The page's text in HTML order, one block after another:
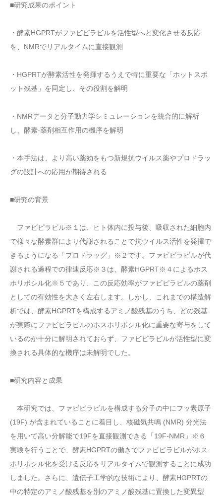
■研究成果のポイント
・酵素HGPRTがファビピラビルを活性型へと変化させる反応
を、NMRでリアルタイムに直接観測
・HGPRTが酵素活性を発揮するうえで特に重要な「ホットスポ
ット残基」を同定し、その役割を解明
・NMRデータと分子動力学シミュレーションを統合的に解析
し、酵素-薬剤相互作用の機序を解明
・本手法は、より高い薬効をもつ新規抗ウイルス薬やプロドラッ
グの設計への応用が期待される
■研究の背景
ファビピラビル※１は、ヒト体内に投与後、吸収された細胞内
で様々な酵素群により代謝されることで抗ウイルス活性を発揮で
きるようになる「プロドラッグ」※２です。ファビピラビルが代
謝される過程での律速反応※３は、酵素HGPRT※４によるホス
ホリボシル化※５であり、この反応効率がファビピラビルの薬剤
としての有効性を大きく左右します。しかし、これまでの構造解
析では、酵素HGPRTを構成するアミノ酸残基のうち、どの残基
が実際にファビピラビルのホスホリボシル化に重要な寄与をして
いるのか十分に解明されておらず、ファビピラビルが活性型に変
換される具体的な機序は未解明でした。
■研究内容と成果
本研究では、ファビピラビルを構成する分子の中にフッ素原子
(19F) が含まれていることに着目し、核磁気共鳴 (NMR) 分光法
を用いて高い分解能で19Fを直接観測できる「19F-NMR」※６
実験を行うことで、酵素HGPRTの働きでファビピラビルがホス
ホリボシル化を受ける反応をリアルタイムで観測することに成功
しました。さらに、遺伝子工学的な技術により、酵素HGPRTの
中の特定のアミノ酸残基を別のアミノ酸残基に置換した変異型